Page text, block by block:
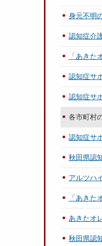
身元不明
認知症介
「あき
認知症サ
認知症サ
各市町村
認知症サ
秋田県認
アルツハ
「あきた
あきたオ
秋田県認